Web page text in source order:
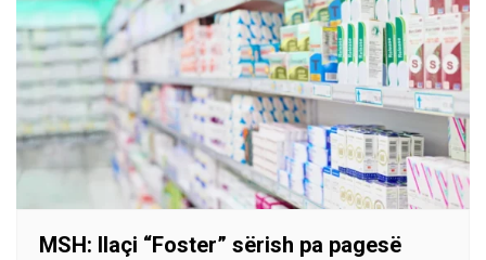
MSH: Ilaçi “Foster” sërish pa pagesë